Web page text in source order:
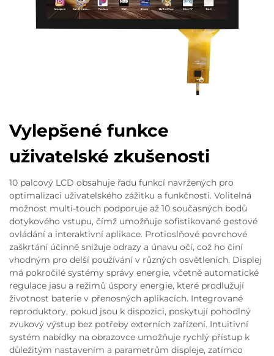
Vylepšené funkce
uživatelské zkušenosti
10 palcový LCD obsahuje řadu funkcí navržených pro
optimalizaci uživatelského zážitku a funkčnosti. Volitelná
možnost multi-touch podporuje až 10 současných bodů
dotykového vstupu, čímž umožňuje sofistikované gestové
ovládání a interaktivní aplikace. Protioslňové povrchové
zaškrtání účinně snižuje odrazy a únavu očí, což ho činí
vhodným pro delší používání v různých osvětleních. Displej
má pokročilé systémy správy energie, včetně automatické
regulace jasu a režimů úspory energie, které prodlužují
životnost baterie v přenosných aplikacích. Integrované
reproduktory, pokud jsou k dispozici, poskytují pohodlný
zvukový výstup bez potřeby externích zařízení. Intuitivní
systém nabídky na obrazovce umožňuje rychlý přístup k
důležitým nastavením a parametrům displeje, zatímco